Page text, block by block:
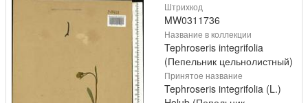
Штрихкод
MW0311736
Название в коллекции
Tephroseris integrifolia
(Пепельник цельнолистный)
Принятое название
Tephroseris integrifolia (L.)